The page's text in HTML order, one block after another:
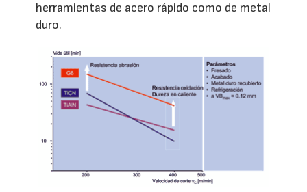
herramientas de acero rápido como de metal
duro.